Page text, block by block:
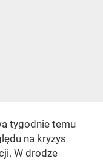
tygodnie temu
na kryzys
W drodze